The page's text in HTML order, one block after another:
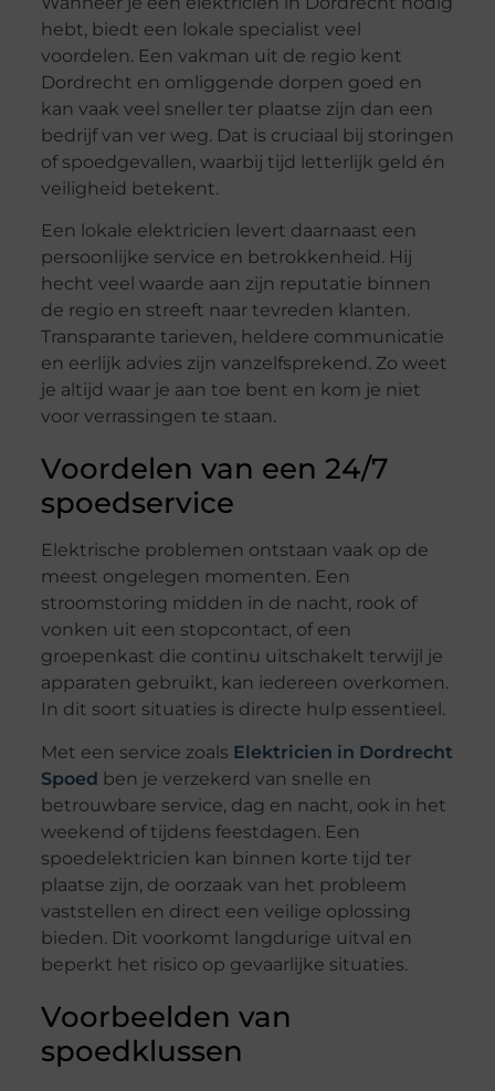
hebt, biedt een lokale specialist veel
voordelen. Een vakman uit de regio kent
Dordrecht en omliggende dorpen goed en
kan vaak veel sneller ter plaatse zijn dan een
bedrijf van ver weg. Dat is cruciaal bij storingen
of spoedgevallen, waarbij tijd letterlijk geld én
veiligheid betekent.
Een lokale elektricien levert daarnaast een
persoonlijke service en betrokkenheid. Hij
hecht veel waarde aan zijn reputatie binnen
de regio en streeft naar tevreden klanten.
Transparante tarieven, heldere communicatie
en eerlijk advies zijn vanzelfsprekend. Zo weet
je altijd waar je aan toe bent en kom je niet
voor verrassingen te staan.
Voordelen van een 24/7
spoedservice
Elektrische problemen ontstaan vaak op de
meest ongelegen momenten. Een
stroomstoring midden in de nacht, rook of
vonken uit een stopcontact, of een
groepenkast die continu uitschakelt terwijl je
apparaten gebruikt, kan iedereen overkomen.
In dit soort situaties is directe hulp essentieel.
Met een service zoals Elektricien in Dordrecht
Spoed ben je verzekerd van snelle en
betrouwbare service, dag en nacht, ook in het
weekend of tijdens feestdagen. Een
spoedelektricien kan binnen korte tijd ter
plaatse zijn, de oorzaak van het probleem
vaststellen en direct een veilige oplossing
bieden. Dit voorkomt langdurige uitval en
beperkt het risico op gevaarlijke situaties.
Voorbeelden van
spoedklussen